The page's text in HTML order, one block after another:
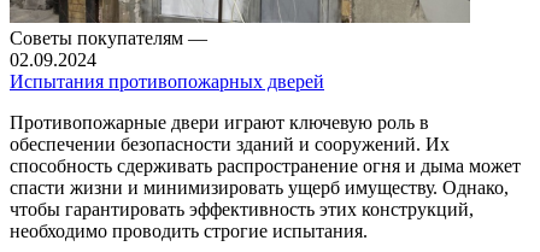
Советы покупателям —
02.09.2024
Испытания противопожарных дверей
Противопожарные двери играют ключевую роль в
обеспечении безопасности зданий и сооружений. Их
способность сдерживать распространение огня и дыма может
спасти жизни и минимизировать ущерб имуществу. Однако,
чтобы гарантировать эффективность этих конструкций,
необходимо проводить строгие испытания.